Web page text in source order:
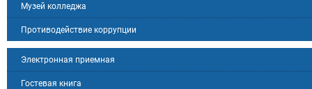
Музей колледжа
Противодействие коррупции
Электронная приемная
Гостевая книга